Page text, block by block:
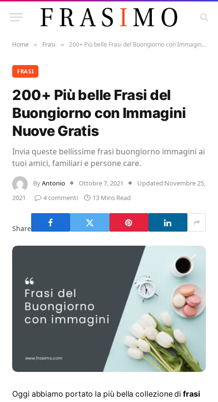
Home » Frasi » 200+ Più belle Frasi del Buongiorno con Immagini Nuove Gratis
FRASI
200+ Più belle Frasi del
Buongiorno con Immagini
Nuove Gratis
Invia queste bellissime frasi buongiorno immagini ai
tuoi amici, familiari e persone care.
ByAntonio Ottobre 7, 2021 Updated:Novembre 25,
2021
4 commenti 13 Mins Read
Share
Oggi abbiamo portato la più bella collezione difrasi